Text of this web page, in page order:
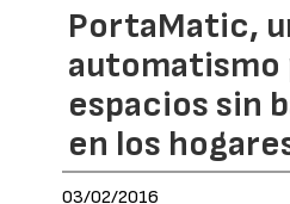
PortaMatic,
automatismo
espacios sin
en los
03/02/2016